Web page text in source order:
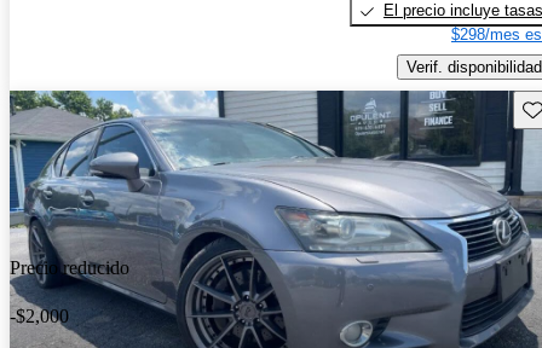
El precio incluye tasas
$298/mes
Verif. disponibilidad
Precio reducido
-$2,000